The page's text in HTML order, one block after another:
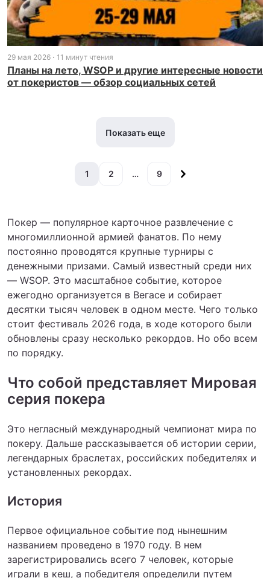
29 мая 2026 11 минут чтения
Планы на лето, WSOP и другие интересные новости
от покеристов — обзор социальных сетей
Показать еще
1 2 … 9
Покер — популярное карточное развлечение с
многомиллионной армией фанатов. По нему
постоянно проводятся крупные турниры с
денежными призами. Самый известный среди них
— WSOP. Это масштабное событие, которое
ежегодно организуется в Вегасе и собирает
десятки тысяч человек в одном месте. Чего только
стоит фестиваль 2026 года, в ходе которого были
обновлены сразу несколько рекордов. Но обо всем
по порядку.
Что собой представляет Мировая
серия покера
Это негласный международный чемпионат мира по
покеру. Дальше рассказывается об истории серии,
легендарных браслетах, российских победителях и
установленных рекордах.
История
Первое официальное событие под нынешним
названием проведено в 1970 году. В нем
зарегистрировались всего 7 человек, которые
играли в кеш, а победителя определили путем